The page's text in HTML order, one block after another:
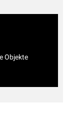
Objekte